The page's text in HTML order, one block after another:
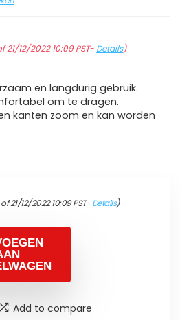
21/12/2022 10:09 PST- Details)
en langdurig gebruik.
om te dragen.
kanten zoom en kan worden
21/12/2022 10:09 PST-Details)
Add to compare